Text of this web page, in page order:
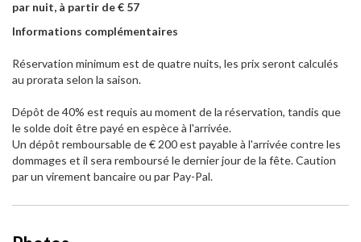
par nuit, à partir de € 57
Informations complémentaires
Réservation minimum est de quatre nuits, les prix seront calculés
au prorata selon la saison.
Dépôt de 40% est requis au moment de la réservation, tandis que
le solde doit être payé en espèce à l'arrivée.
Un dépôt remboursable de € 200 est payable à l'arrivée contre les
dommages et il sera remboursé le dernier jour de la fête. Caution
par un virement bancaire ou par Pay-Pal.